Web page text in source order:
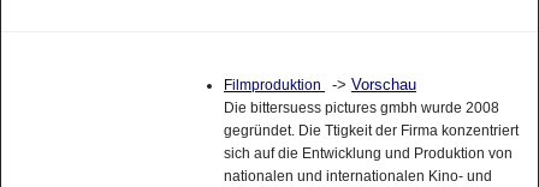
Filmproduktion -> Vorschau
Die bittersuess pictures gmbh wurde 2008
gegründet. Die Ttigkeit der Firma konzentriert
sich auf die Entwicklung und Produktion von
nationalen und internationalen Kino- und